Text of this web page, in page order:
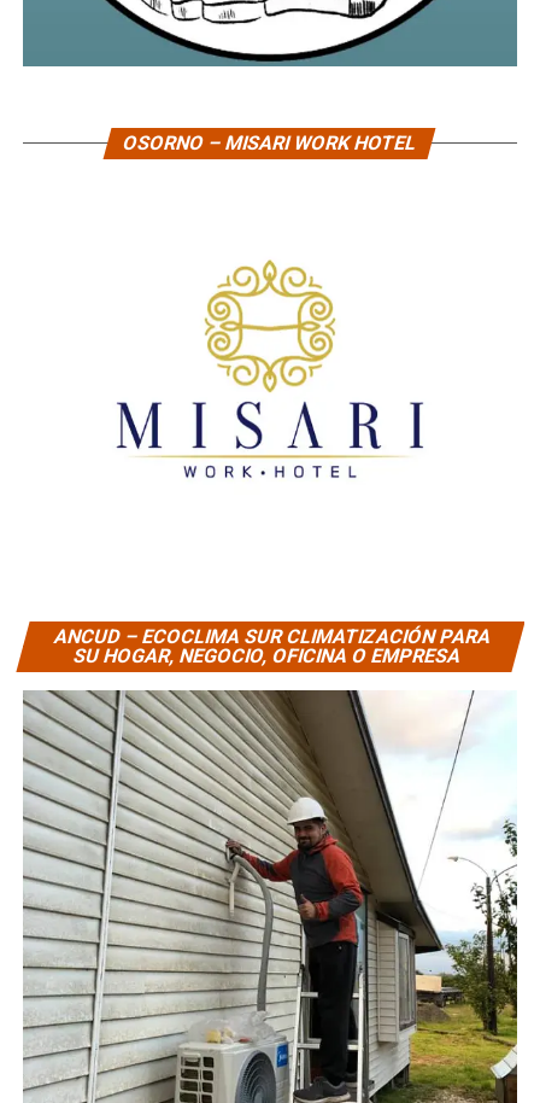
OSORNO – MISARI WORK HOTEL
ANCUD – ECOCLIMA SUR CLIMATIZACIÓN PARA
SU HOGAR, NEGOCIO, OFICINA O EMPRESA